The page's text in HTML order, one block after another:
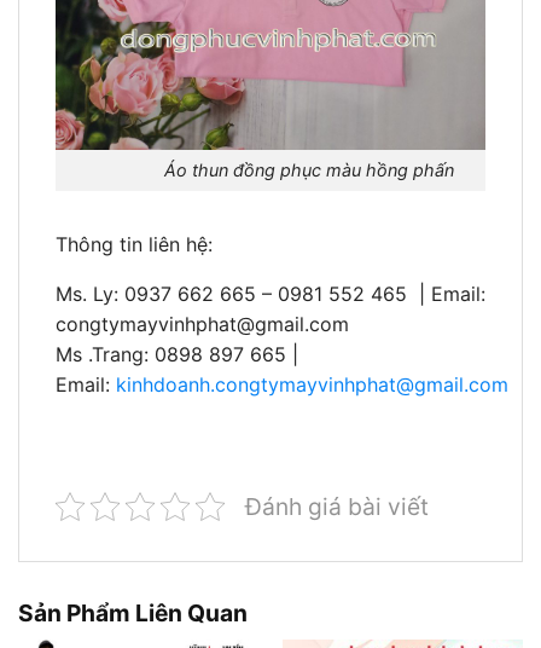
Áo thun đồng phục màu hồng phấn
Thông tin liên hệ:
Ms. Ly: 0937 662 665 – 0981 552 465 | Email:
congtymayvinhphat@gmail.com
Ms .Trang: 0898 897 665 |
Email: kinhdoanh.congtymayvinhphat@gmail.com
Đánh giá bài viết
Sản Phẩm Liên Quan